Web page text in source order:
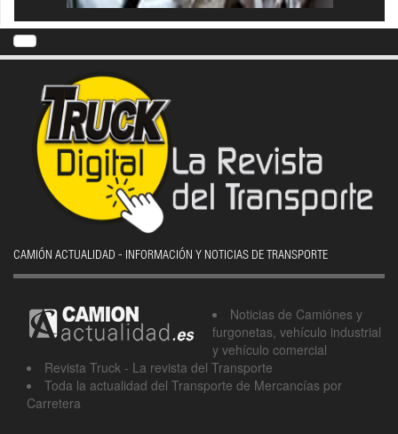
CAMIÓN ACTUALIDAD - INFORMACIÓN Y NOTICIAS DE TRANSPORTE
Noticias de Camiónes y
furgonetas, vehículo industrial
y vehículo comercial
Revista Truck - La revista del Transporte
Toda la actualidad del Transporte de Mercancías por
Carretera